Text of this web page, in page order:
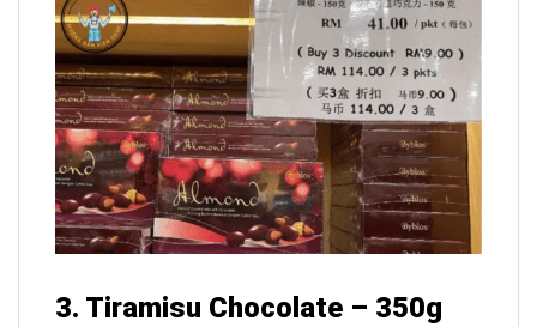
3. Tiramisu Chocolate – 350g